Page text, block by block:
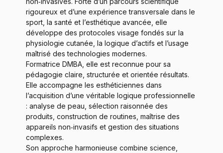
rigoureux et d’une expérience transversale dans le
sport, la santé et l’esthétique avancée, elle
développe des protocoles visage fondés sur la
physiologie cutanée, la logique d’actifs et l’usage
maîtrisé des technologies modernes.
Formatrice DMBA, elle est reconnue pour sa
pédagogie claire, structurée et orientée résultats.
Elle accompagne les esthéticiennes dans
l’acquisition d’une véritable logique professionnelle
: analyse de peau, sélection raisonnée des
produits, construction de routines, maîtrise des
appareils non‑invasifs et gestion des situations
complexes.
Son approche harmonieuse combine science,